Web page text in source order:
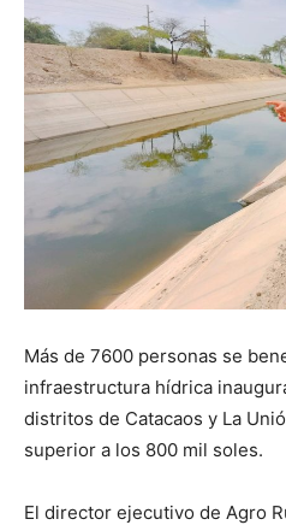
Más de 7600 personas se
infraestructura hídrica
distritos de Catacaos y La
superior a los 800 mil soles.
El director ejecutivo de Agro